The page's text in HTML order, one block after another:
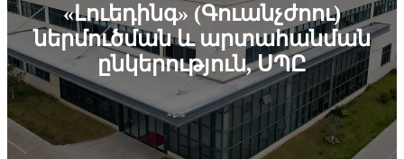
«Լուեդինգ» (Գուանչժոու)
ներմուծման և արտահանման
ընկերություն, ՍՊԸ